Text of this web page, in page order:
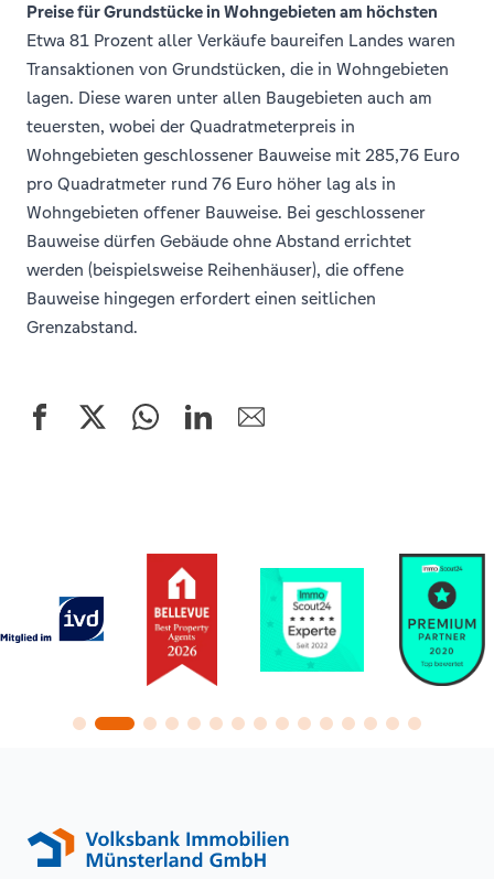
Preise für Grundstücke in Wohngebieten am höchsten
Etwa 81 Prozent aller Verkäufe baureifen Landes waren
Transaktionen von Grundstücken, die in Wohngebieten
lagen. Diese waren unter allen Baugebieten auch am
teuersten, wobei der Quadratmeterpreis in
Wohngebieten geschlossener Bauweise mit 285,76 Euro
pro Quadratmeter rund 76 Euro höher lag als in
Wohngebieten offener Bauweise. Bei geschlossener
Bauweise dürfen Gebäude ohne Abstand errichtet
werden (beispielsweise Reihenhäuser), die offene
Bauweise hingegen erfordert einen seitlichen
Grenzabstand.